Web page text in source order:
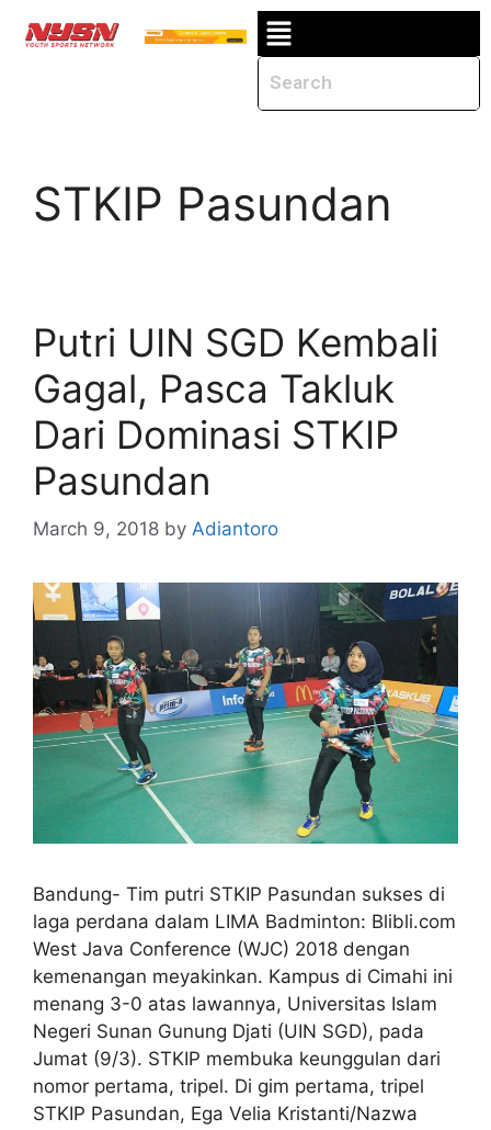
STKIP Pasundan
Putri UIN SGD Kembali
Gagal, Pasca Takluk
Dari Dominasi STKIP
Pasundan
March 9, 2018 by Adiantoro
Bandung- Tim putri STKIP Pasundan sukses di
laga perdana dalam LIMA Badminton: Blibli.com
West Java Conference (WJC) 2018 dengan
kemenangan meyakinkan. Kampus di Cimahi ini
menang 3-0 atas lawannya, Universitas Islam
Negeri Sunan Gunung Djati (UIN SGD), pada
Jumat (9/3). STKIP membuka keunggulan dari
nomor pertama, tripel. Di gim pertama, tripel
STKIP Pasundan, Ega Velia Kristanti/Nazwa